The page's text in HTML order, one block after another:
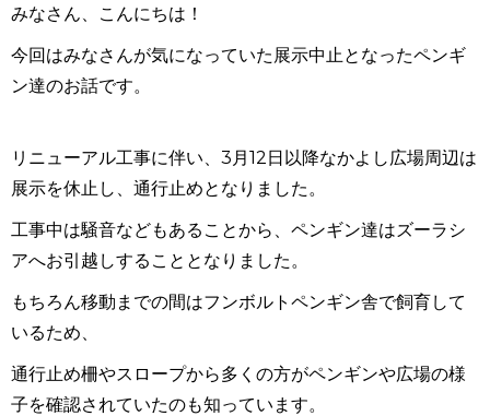
みなさん、こんにちは！
今回はみなさんが気になっていた展示中止となったペンギ
ン達のお話です。
リニューアル工事に伴い、 3月12日以降なかよし広場周辺は
展示を休止し、通行止めとなりました。
工事中は騒音などもあることから、ペンギン達はズーラシ
アへお引越しすることとなりました。
もちろん移動までの間はフンボルトペンギン舎で飼育して
いるため、
通行止め柵やスロープから多くの方がペンギンや広場の様
子を確認されていたのも知っています。